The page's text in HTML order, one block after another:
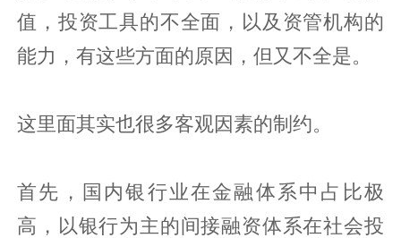
值，投资工具的不全面，以及资管机构的
能力，有这些方面的原因，但又不全是。
这里面其实也很多客观因素的制约。
首先，国内银行业在金融体系中占比极
高，以银行为主的间接融资体系在社会投